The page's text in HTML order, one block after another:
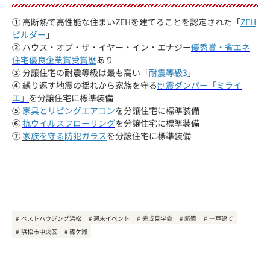
① 高断熱で高性能な住まいZEHを建てることを認定された「ZEH
ビルダー 」
② ハウス・オブ・ザ・イヤー・イン・エナジー優秀賞・省エネ
住宅優良企業賞受賞歴あり
③分譲住宅の耐震等級は最も高い「耐震等級3 」
④繰り返す地震の揺れから家族を守る制震ダンパー「ミライ
エ」 を分譲住宅に標準装備
⑤ 家具とリビングエアコンを分譲住宅に標準装備
⑥抗ウイルスフローリングを分譲住宅に標準装備
⑦ 家族を守る防犯ガラスを分譲住宅に標準装備
ベストハウジング浜松 週末イベント 完成見学会 新築
一戸建て
浜松市中央区
篠ケ瀬